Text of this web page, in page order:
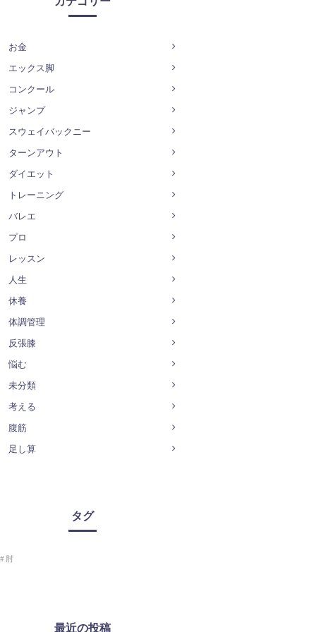
お金
エックス脚
コンクール
ジャンプ
スウェイバックニー
ターンアウト
ダイエット
トレーニング
バレエ
プロ
レッスン
人生
休養
体調管理
反張膝
悩む
未分類
考える
腹筋
足し算
タグ
肘
最近の投稿